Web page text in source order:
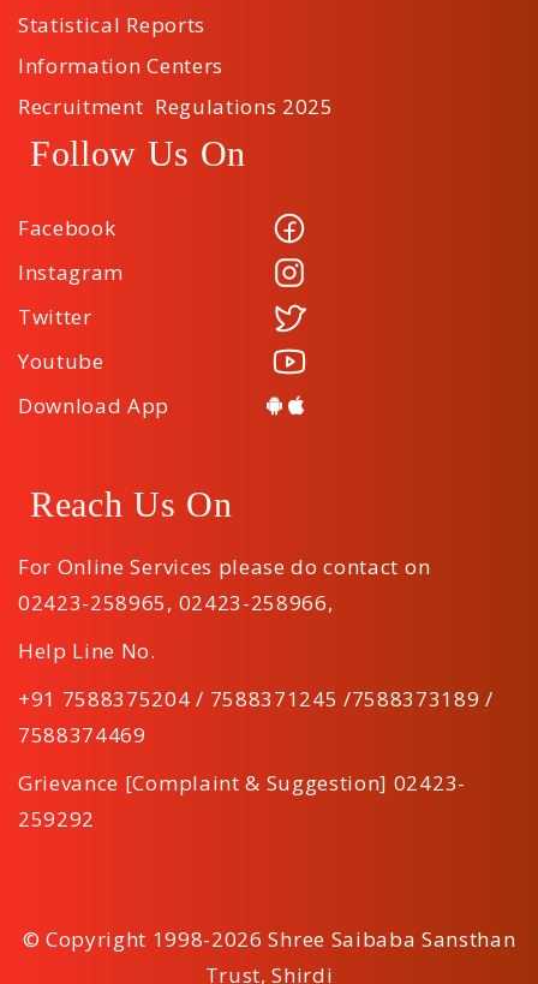
Statistical Reports
Information Centers
Recruitment Regulations 2025
Follow Us On
Facebook
Instagram
Twitter
Youtube
Download App
Reach Us On
For Online Services please do contact on
02423-258965, 02423-258966,
Help Line No.
+91 7588375204 / 7588371245 /7588373189 /
7588374469
Grievance [Complaint & Suggestion] 02423-
259292
© Copyright 1998-2026 Shree Saibaba Sansthan
Trust, Shirdi